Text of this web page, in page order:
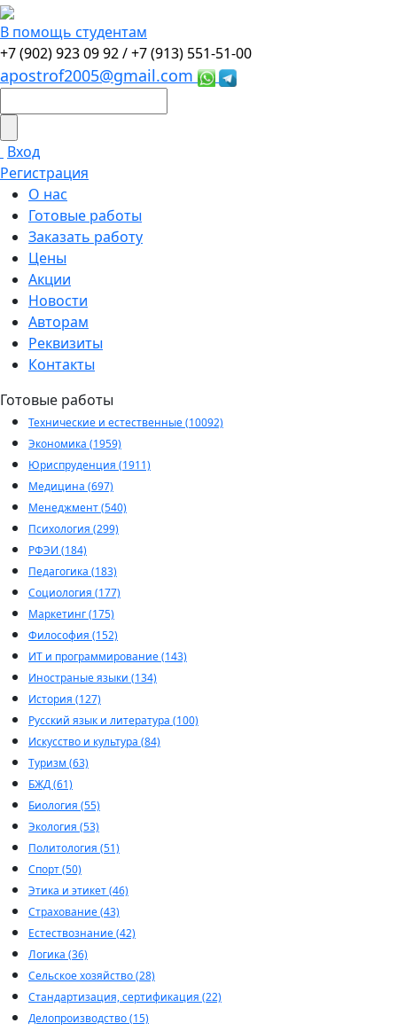
В помощь студентам
+7 (902) 923 09 92 /+7 (913) 551-51-00
apostrof2005@gmail.com
Вход
Регистрация
О нас
Готовые работы
Заказать работу
Цены
Акции
Новости
Авторам
Реквизиты
Контакты
Готовые работы
Технические и естественные (10092)
Экономика (1959)
Юриспруденция (1911)
Медицина (697)
Менеджмент (540)
Психология (299)
РФЭИ (184)
Педагогика (183)
Социология (177)
Маркетинг (175)
Философия (152)
ИТ и программирование (143)
Иностраные языки (134)
История (127)
Русский язык и литература (100)
Искусство и культура (84)
Туризм (63)
БЖД (61)
Биология (55)
Экология (53)
Политология (51)
Спорт (50)
Этика и этикет (46)
Страхование (43)
Естествознание (42)
Логика (36)
Сельское хозяйство (28)
Стандартизация, сертификация (22)
Делопроизводство (15)